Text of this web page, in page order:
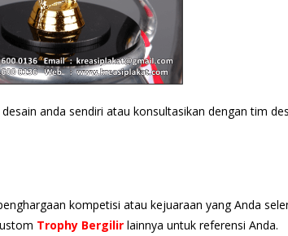
anda sendiri atau konsultasikan dengan tim
kompetisi atau kejuaraan yang Anda
Trophy Bergilir lainnya untuk referensi Anda.